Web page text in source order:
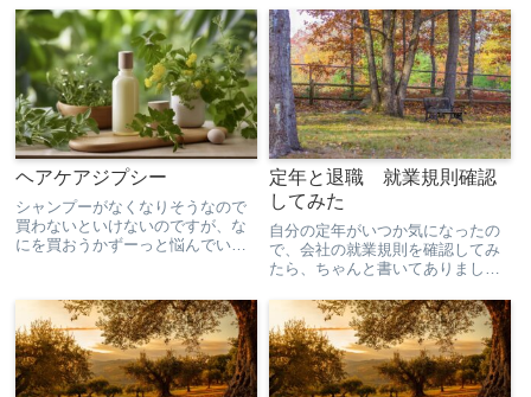
いフライパンならためらわずに作
れるようになりました。大きいフ
ライパンしかなかったときは、
「...
ヘアケアジプシー
シャンプーがなくなりそうなので
買わないといけないのですが、な
にを買おうかずーっと悩んでいま
で、違うものにしようと思ってる
のですが、何を買えばいいの
か…。ヘアケアジプシーです。ネ
ット...
定年と退職 就業規則確認
してみた
自分の定年がいつか気になったの
で、会社の就業規則を確認してみ
たら、ちゃんと書いてありまし
だった。退職後再雇用の場合は、
シニアの就業規則と言うのがある
らしい。それについては書いてな
かったので、就業時間とか給料
な...